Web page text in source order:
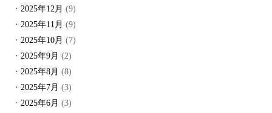
2025年12月 (9)
2025年11月 (9)
2025年10月 (7)
2025年9月 (2)
2025年8月 (8)
2025年7月 (3)
2025年6月 (3)